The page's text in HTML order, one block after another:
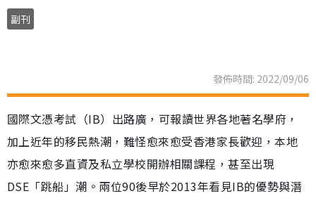
副刊
發佈時間: 2022/09/06
國際文憑考試（IB）出路廣，可報讀世界各地著名學府，
加上近年的移民熱潮，難怪愈來愈受香港家長歡迎，本地
亦愈來愈多直資及私立學校開辦相關課程，甚至出現
DSE「跳船」潮。兩位90後早於2013年看見IB的優勢與潛